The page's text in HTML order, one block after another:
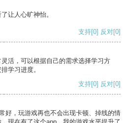
让人心旷神怡。
支持[0] 反对[0]
活，可以根据自己的需求选择学习方
学习进度。
支持[0] 反对[0]
好，玩游戏再也不会出现卡顿、掉线的情